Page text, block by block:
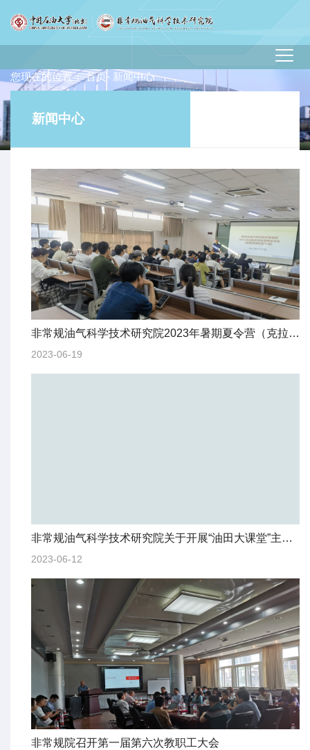
您现在的位置：首页- 新闻中心
新闻中心
非常规油气科学技术研究院2023年暑期夏令营（克拉玛依校区专场）顺利举办
2023-06-19
非常规油气科学技术研究院关于开展“油田大课堂”主题教育活动的通知
2023-06-12
非常规院召开第一届第六次教职工大会